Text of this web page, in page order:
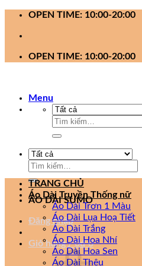
OPEN TIME: 10:00-20:00
OPEN TIME: 10:00-20:00
Menu
Tìm
Tìm
ÁO DÀI SUMO
Đăng nhập
Giỏ hàng /0₫ 0
TRANG CHỦ
Áo Dài Truyền Thống nữ
Áo Dài Trơn 1 Màu
Áo Dài Lụa Hoạ Tiết
Áo Dài Trắng
Áo Dài Hoa Nhí
Áo Dài Hoa Sen
Áo Dài Thêu